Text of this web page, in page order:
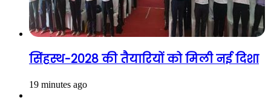
सिंहस्थ-2028 की तैयारियों को मिली नई दिशा
19 minutes ago